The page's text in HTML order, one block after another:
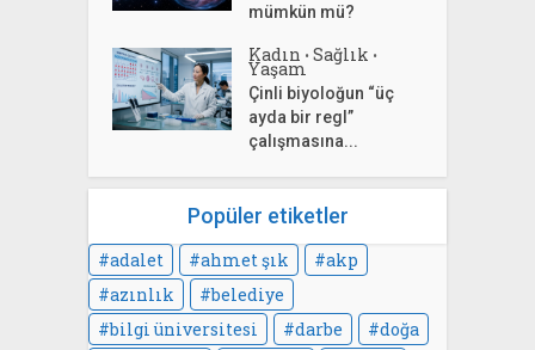
mümkün mü?
Kadın • Sağlık •
Yaşam
Çinli biyoloğun “üç
ayda bir regl”
çalışmasına...
Popüler etiketler
adalet ahmet şık
akp
azınlık
belediye
bilgi üniversitesi
darbe
doğa